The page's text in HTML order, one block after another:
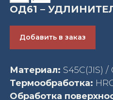
ОД61 –
Добавить в заказ
Материал: S45C(JIS) /
Термообработка:
Обработка